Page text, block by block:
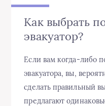
Как выбрать
эвакуатор?
Если вам когда-либо
эвакуатора, вы,
сделать правильный
предлагают